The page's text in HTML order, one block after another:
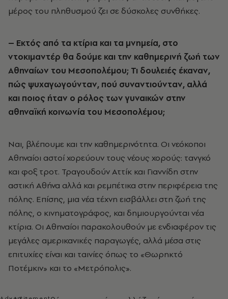
μέρος του πληθυσμού ζει σε δύσκολες συνθήκες.
– Εκτός από τα κτίρια και τα μνημεία, στο
ντοκιμαντέρ θα δούμε και την καθημερινή ζωή των
Αθηναίων του Μεσοπολέμου; Τι δουλειές έκαναν,
πώς ψυχαγωγούνταν, πού συναντιούνταν, αλλά
και ποιος ήταν ο ρόλος των γυναικών στην
αθηναϊκή κοινωνία του Μεσοπολέμου;
Ναι, βλέπουμε και την καθημερινότητα. Οι νεόκοποι
Αθηναίοι αστοί χορεύουν τους νέους χορούς: τανγκό
και φοξ τροτ. Τραγουδούν Αττίκ και Γιαννίδη στην
αστική Αθήνα αλλά και ρεμπέτικα στην περιφέρεια της
πόλης. Επίσης, μια νέα τέχνη εισβάλλει στη ζωή της
πόλης, ο κινηματογράφος, και δημιουργούνται νέα
κτίρια. Οι Αθηναίοι παρακολουθούν με ενδιαφέρον τις
μεγάλες αμερικανικές παραγωγές, αλλά μέσα στις
επιτυχίες είναι και ταινίες όπως το «Θωρηκτό
Ποτέμκιν» και το «Μετρόπολις».